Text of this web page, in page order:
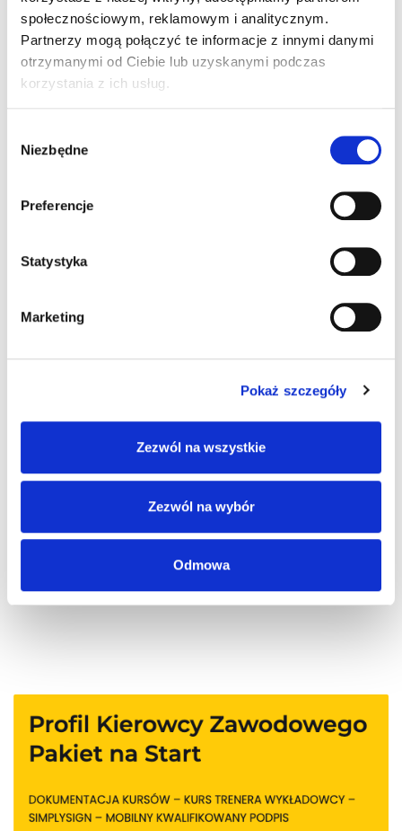
społecznościowym, reklamowym i analitycznym.
Partnerzy mogą połączyć te informacje z innymi danymi
otrzymanymi od Ciebie lub uzyskanymi podczas
korzystania z ich usług.
zgody
Niezbędne
Preferencje
Statystyka
Marketing
Pokaż szczegóły
Zezwól na wszystkie
Zezwól na wybór
Odmowa
Źródło: Gazeta Prawna
senackie poprawki do ustawy o prawie
Pingback:
Pingback:เรียนต่อจีน